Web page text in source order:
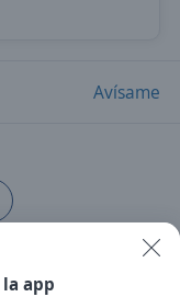
Avísame
app